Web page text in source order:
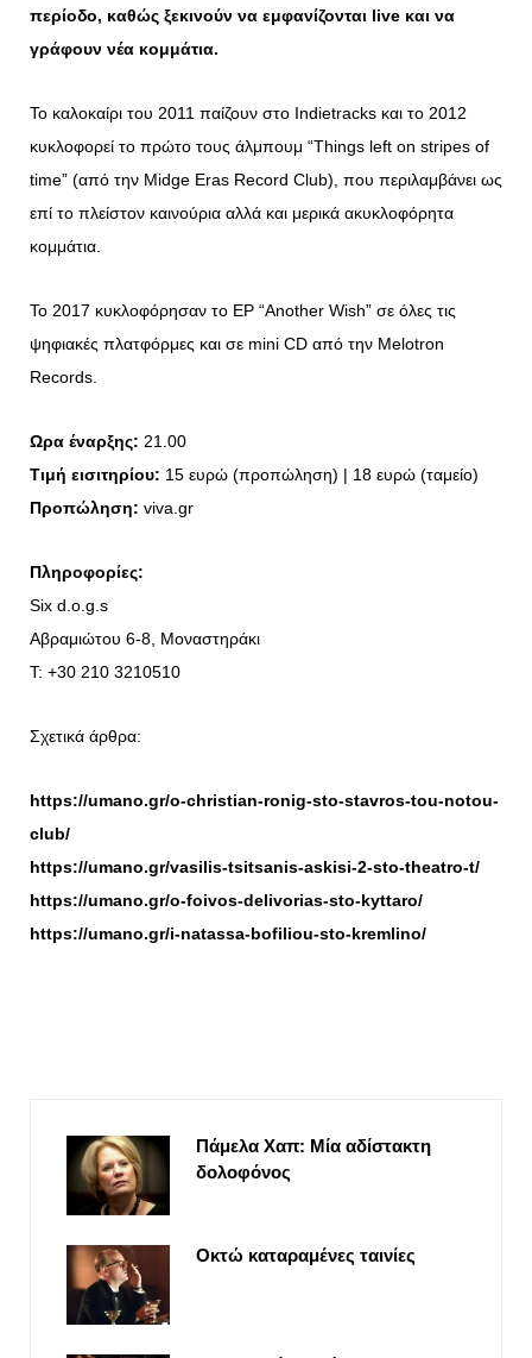
περίοδο, καθώς ξεκινούν να εμφανίζονται live και να
γράφουν νέα κομμάτια.
Το καλοκαίρι του 2011 παίζουν στο Indietracks και το 2012
κυκλοφορεί το πρώτο τους άλμπουμ “Things left on stripes of
time” (από την Midge Eras Record Club), που περιλαμβάνει ως
επί το πλείστον καινούρια αλλά και μερικά ακυκλοφόρητα
κομμάτια.
Το 2017 κυκλοφόρησαν το EP “Another Wish” σε όλες τις
ψηφιακές πλατφόρμες και σε mini CD από την Melotron
Records.
Ωρα έναρξης: 21.00
Τιμή εισιτηρίου: 15 ευρώ (προπώληση) | 18 ευρώ (ταμείο)
Προπώληση: viva.gr
Πληροφορίες:
Six d.o.g.s
Αβραμιώτου 6-8, Μοναστηράκι
T: +30 210 3210510
Σχετικά άρθρα:
https://umano.gr/o-christian-ronig-sto-stavros-tou-notou-
club/
https://umano.gr/vasilis-tsitsanis-askisi-2-sto-theatro-t/
https://umano.gr/o-foivos-delivorias-sto-kyttaro/
https://umano.gr/i-natassa-bofiliou-sto-kremlino/
Πάμελα Χαπ: Μία αδίστακτη
δολοφόνος
Οκτώ καταραμένες ταινίες